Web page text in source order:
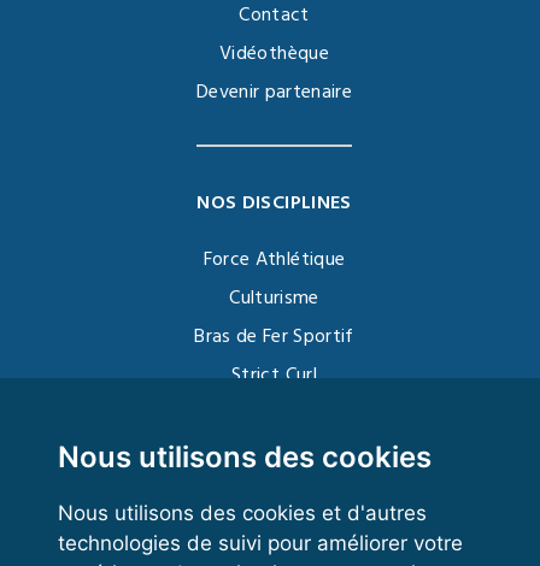
Nous utilisons des cookies
Nous utilisons des cookies et d'autres
technologies de suivi pour améliorer votre
Contact
Vidéothèque
Devenir partenaire
NOS DISCIPLINES
Force Athlétique
Culturisme
Bras de Fer Sportif
Strict Curl
Kettlebell